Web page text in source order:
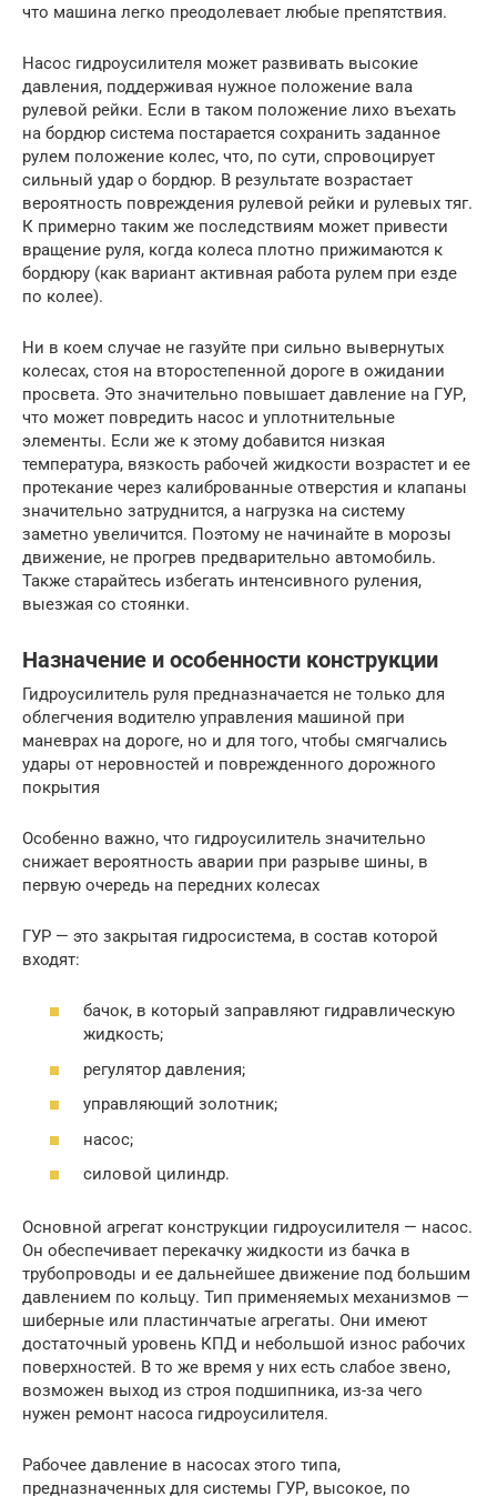
что машина легко преодолевает любые препятствия.
Насос гидроусилителя может развивать высокие
давления, поддерживая нужное положение вала
рулевой рейки. Если в таком положение лихо въехать
на бордюр система постарается сохранить заданное
рулем положение колес, что, по сути, спровоцирует
сильный удар о бордюр. В результате возрастает
вероятность повреждения рулевой рейки и рулевых тяг.
К примерно таким же последствиям может привести
вращение руля, когда колеса плотно прижимаются к
бордюру (как вариант активная работа рулем при езде
по колее).
Ни в коем случае не газуйте при сильно вывернутых
колесах, стоя на второстепенной дороге в ожидании
просвета. Это значительно повышает давление на ГУР,
что может повредить насос и уплотнительные
элементы. Если же к этому добавится низкая
температура, вязкость рабочей жидкости возрастет и ее
протекание через калиброванные отверстия и клапаны
значительно затруднится, а нагрузка на систему
заметно увеличится. Поэтому не начинайте в морозы
движение, не прогрев предварительно автомобиль.
Также старайтесь избегать интенсивного руления,
выезжая со стоянки.
Назначение и особенности конструкции
Гидроусилитель руля предназначается не только для
облегчения водителю управления машиной при
маневрах на дороге, но и для того, чтобы смягчались
удары от неровностей и поврежденного дорожного
покрытия
Особенно важно, что гидроусилитель значительно
снижает вероятность аварии при разрыве шины, в
первую очередь на передних колесах
ГУР — это закрытая гидросистема, в состав которой
входят:
бачок, в который заправляют гидравлическую
жидкость;
регулятор давления;
управляющий золотник;
насос;
силовой цилиндр.
Основной агрегат конструкции гидроусилителя — насос.
Он обеспечивает перекачку жидкости из бачка в
трубопроводы и ее дальнейшее движение под большим
давлением по кольцу. Тип применяемых механизмов —
шиберные или пластинчатые агрегаты. Они имеют
достаточный уровень КПД и небольшой износ рабочих
поверхностей. В то же время у них есть слабое звено,
возможен выход из строя подшипника, из-за чего
нужен ремонт насоса гидроусилителя.
Рабочее давление в насосах этого типа,
предназначенных для системы ГУР, высокое, по